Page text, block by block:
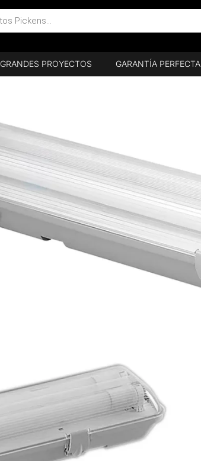
GRANDES PROYECTOS GARANTÍA PERFECTA